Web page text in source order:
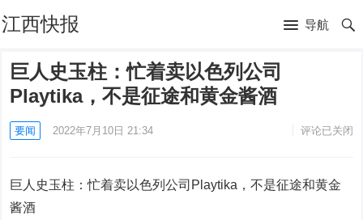
江西快报 导航
巨人史玉柱：忙着卖以色列公司
Playtika，不是征途和黄金酱酒
要闻 2022年7月10日 21:34 评论已关闭
巨人史玉柱：忙着卖以色列公司Playtika，不是征途和黄金
酱酒